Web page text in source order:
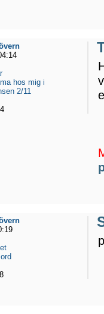
hos mig i
2/11